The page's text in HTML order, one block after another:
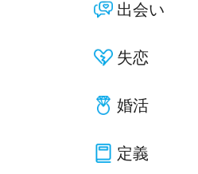
出会い
失恋
婚活
定義